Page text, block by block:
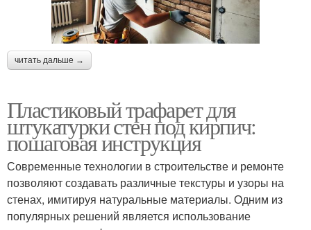
читать дальше →
Пластиковый трафарет для
штукатурки стен под кирпич:
пошаговая инструкция
Современные технологии в строительстве и ремонте
позволяют создавать различные текстуры и узоры на
стенах, имитируя натуральные материалы. Одним из
популярных решений является использование